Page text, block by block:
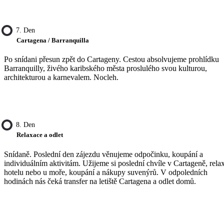
7. Den
Cartagena / Barranquilla
Po snídani přesun zpět do Cartageny. Cestou absolvujeme prohlídku
Barranquilly, živého karibského města proslulého svou kulturou,
architekturou a karnevalem. Nocleh.
8. Den
Relaxace a odlet
Snídaně. Poslední den zájezdu věnujeme odpočinku, koupání a
individuálním aktivitám. Užijeme si poslední chvíle v Cartageně,
hotelu nebo u moře, koupání a nákupy suvenýrů. V odpoledních
hodinách nás čeká transfer na letiště Cartagena a odlet domů.